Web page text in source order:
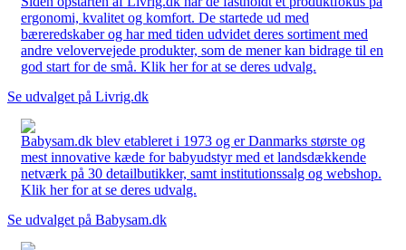
ergonomi, kvalitet og komfort. De startede ud med
bæreredskaber og har med tiden udvidet deres sortiment med
andre velovervejede produkter, som de mener kan bidrage til en
god start for de små. Klik her for at se deres udvalg.
Se udvalget på Livrig.dk
Babysam.dk blev etableret i 1973 og er Danmarks største og
mest innovative kæde for babyudstyr med et landsdækkende
netværk på 30 detailbutikker, samt institutionssalg og webshop.
Klik her for at se deres udvalg.
Se udvalget på Babysam.dk